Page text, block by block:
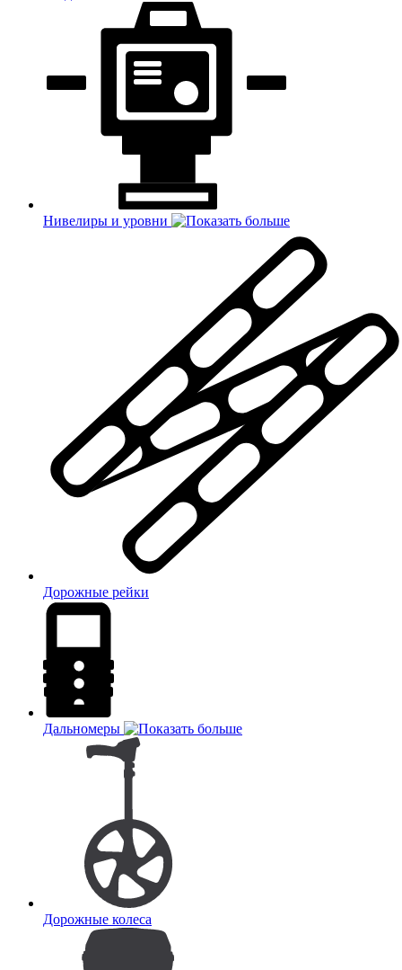
Нивелиры и уровни
Дорожные рейки
Дальномеры
Дорожные колеса